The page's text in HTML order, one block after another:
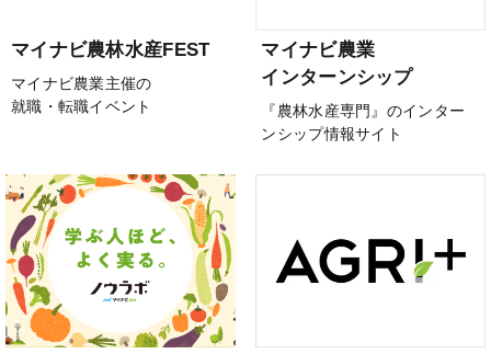
マイナビ農林水産FEST
マイナビ農業主催の
就職・転職イベント
マイナビ農業
インターンシップ
『農林水産専門』のインター
ンシップ情報サイト